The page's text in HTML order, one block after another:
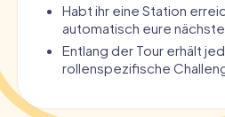
Habt ihr eine Station
automatisch eure
Entlang der Tour erhält
rollenspezifische